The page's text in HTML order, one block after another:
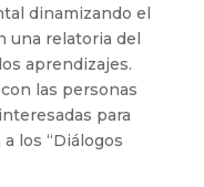
dinamizando el
una relatoria del
aprendizajes.
las personas
para
los “Diálogos